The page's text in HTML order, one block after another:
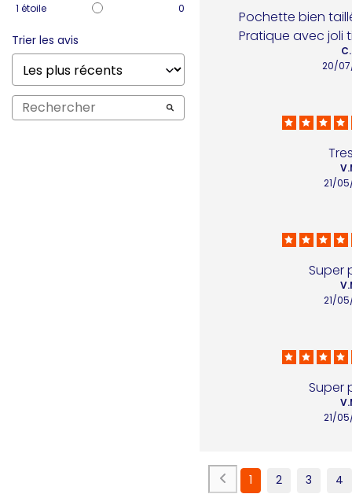
1 étoile 0
Trier les avis
Pochette bien
Pratique avec joli
20/
21/
Super
21/
Super
21/
1 2 3 4